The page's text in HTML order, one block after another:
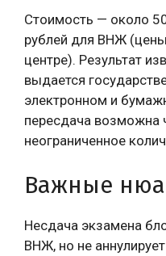
Стоимость — около
рублей для ВНЖ
центре). Результат
выдается
электронном и
пересдача возможна
неограниченное
Важные
Несдача экзамена
ВНЖ, но не